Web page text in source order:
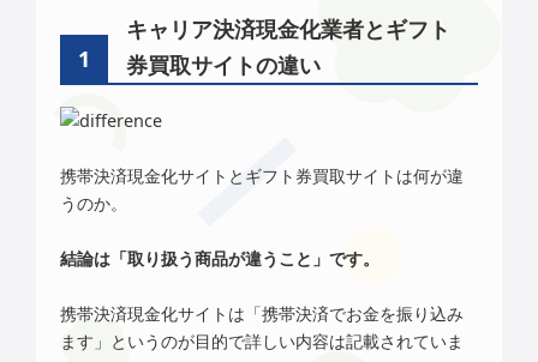
キャリア決済現金化業者とギフト
券買取サイトの違い
携帯決済現金化サイトとギフト券買取サイトは何が違
うのか。
結論は「取り扱う商品が違うこと」です。
携帯決済現金化サイトは「携帯決済でお金を振り込み
ます」というのが目的で詳しい内容は記載されていま